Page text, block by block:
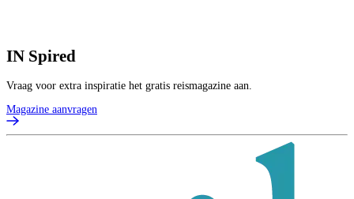
IN Spired
Vraag voor extra inspiratie het gratis reismagazine aan.
Magazine aanvragen